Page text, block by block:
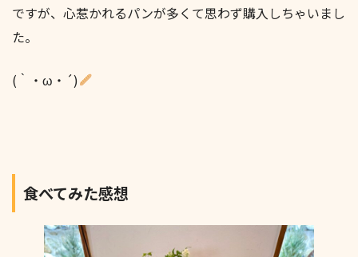
ですが、心惹かれるパンが多くて思わず購入しちゃいまし
た。
(｀・ω・´)
食べてみた感想